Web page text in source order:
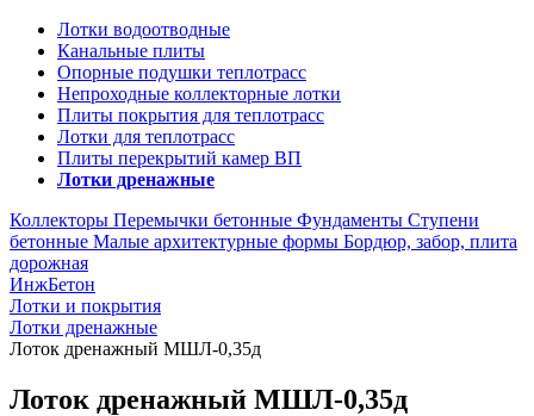
Лотки водоотводные
Канальные плиты
Опорные подушки теплотрасс
Непроходные коллекторные лотки
Плиты покрытия для теплотрасс
Лотки для теплотрасс
Плиты перекрытий камер ВП
Лотки дренажные
Коллекторы Перемычки бетонные Фундаменты Ступени
бетонные Малые архитектурные формы Бордюр, забор, плита
дорожная
ИнжБетон
Лотки и покрытия
Лотки дренажные
Лоток дренажный МШЛ-0,35д
Лоток дренажный МШЛ-0,35д